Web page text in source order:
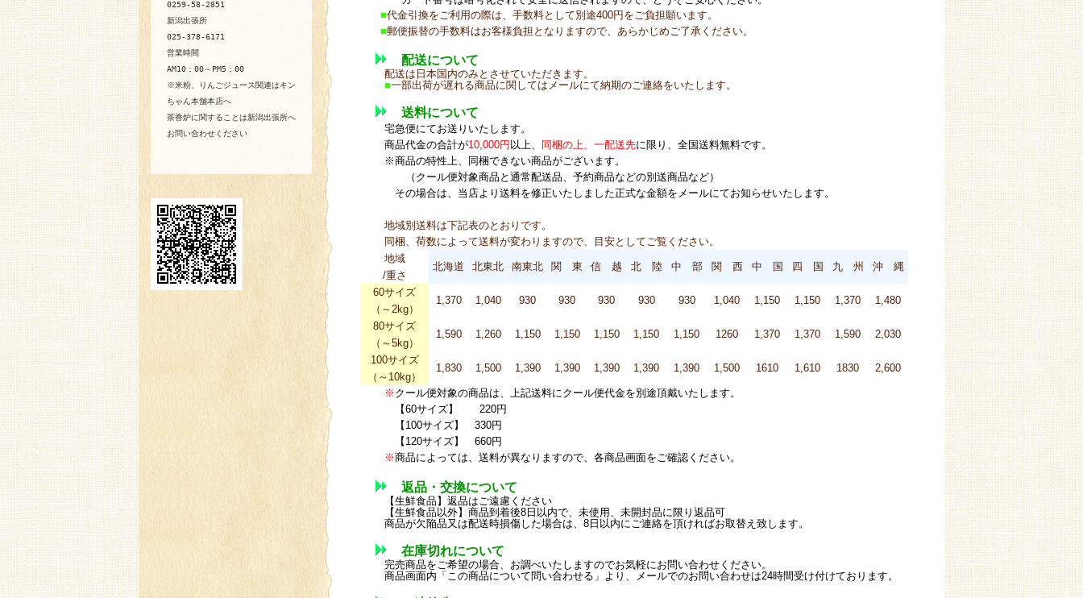
■代金引換をご利用の際は、手数料として別途400円をご負担願います。
■郵便振替の手数料はお客様負担となりますので、あらかじめご了承ください。
配送について
配送は日本国内のみとさせていただきます。
■一部出荷が遅れる商品に関してはメールにて納期のご連絡をいたします。
送料について
宅急便にてお送りいたします。
商品代金の合計が10,000円 以上、 同梱の上、一配送先に限り、 全国送料無料です。
※商品の特性上、同梱できない商品がございます。
（クール便対象商品と通常配送品、予約商品などの別送商品など）
その場合は、当店より送料を修正いたしました正式な金額をメールにてお知らせいたします。
地域別送料は下記表のとおりです。
同梱、荷数によって送料が変わりますので、目安としてご覧ください。
地域
/重さ
北海道 北東北 南東北 関 東 信 越 北 陸 中 部 関 西 中 国 四 国 九 州 沖 縄
60サイズ
（～2kg）
1,370 1,040 930 930 930 930 930 1,040 1,150 1,150 1,370 1,480
80サイズ
（～5kg）
1,590 1,260 1,150 1,150 1,150 1,150 1,150 1260 1,370 1,370 1,590 2,030
100サイズ
（～10kg）
1,830 1,500 1,390 1,390 1,390 1,390 1,390 1,500 1610 1,610 1830 2,600
※ クール便対象の商品は、上記送料にクール便代金を別途頂戴いたします。
【60サイズ】 220円
【100サイズ】 330円
【120サイズ】 660円
※商品によっては、送料が異なりますので、各商品画面をご確認ください。
返品・交換について
【生鮮食品】返品はご遠慮ください
【生鮮食品以外】商品到着後8日以内で、未使用、未開封品に限り返品可
商品が欠陥品又は配送時損傷した場合は、8日以内にご連絡を頂ければお取替え致します。
在庫切れについて
完売商品をご希望の場合、お調べいたしますのでお気軽にお問い合わせください。
商品画面内「この商品について問い合わせる」より、メールでのお問い合わせは24時間受け付けております。
0259-58-2851
新潟出張所
025-378-6171
営業時間
AM10：00～PM5：00
※米粉、りんごジュース関連はキン
ちゃん本舗本店へ
茶香炉に関することは新潟出張所へ
お問い合わせください